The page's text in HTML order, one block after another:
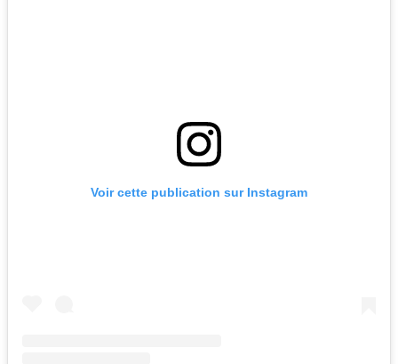
Voir cette publication sur Instagram